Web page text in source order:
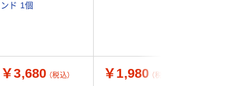
ンド 1個
￥3,680 （税込） ￥1,980 （税込）